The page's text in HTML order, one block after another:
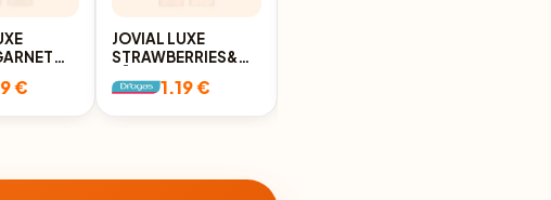
€
JOVIAL LUXE
STRAWBERRIES&CRANBERRIES
EĻĻA, 4.5G
1.19 €